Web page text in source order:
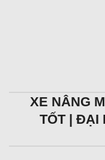
XE NÂNG
TỐT | ĐẠI